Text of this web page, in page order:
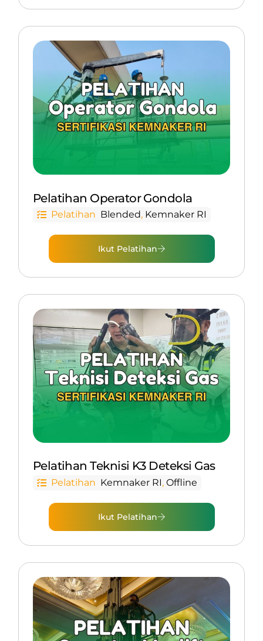
Pelatihan Operator Gondola
Pelatihan Blended, Kemnaker RI
Ikut Pelatihan
Pelatihan Teknisi K3 Deteksi Gas
Pelatihan Kemnaker RI, Offline
Ikut Pelatihan